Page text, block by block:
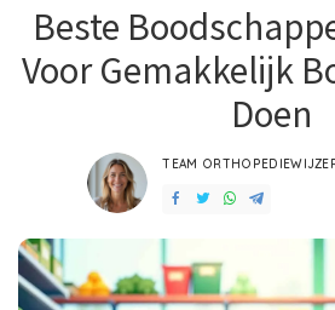
Beste
Voor Gemakkelijk
Doen
POSTED
TEAM